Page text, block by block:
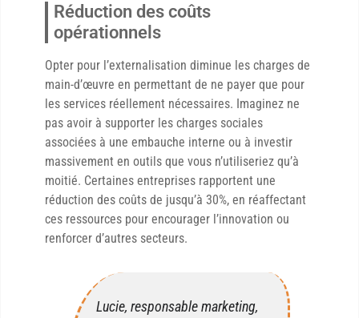
Réduction des coûts
opérationnels
Opter pour l’externalisation diminue les charges de
main-d’œuvre en permettant de ne payer que pour
les services réellement nécessaires. Imaginez ne
pas avoir à supporter les charges sociales
associées à une embauche interne ou à investir
massivement en outils que vous n’utiliseriez qu’à
moitié. Certaines entreprises rapportent une
réduction des coûts de jusqu’à 30%, en réaffectant
ces ressources pour encourager l’innovation ou
renforcer d’autres secteurs.
Lucie, responsable marketing,